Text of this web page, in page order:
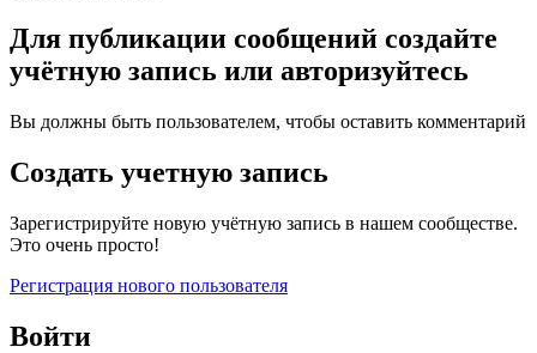
Для публикации сообщений создайте
учётную запись или авторизуйтесь
Вы должны быть пользователем, чтобы оставить комментарий
Создать учетную запись
Зарегистрируйте новую учётную запись в нашем сообществе.
Это очень просто!
Регистрация нового пользователя
Войти